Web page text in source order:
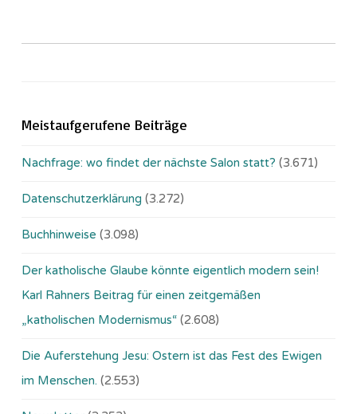
Meistaufgerufene Beiträge
Nachfrage: wo findet der nächste Salon statt? (3.671)
Datenschutzerklärung (3.272)
Buchhinweise (3.098)
Der katholische Glaube könnte eigentlich modern sein!
Karl Rahners Beitrag für einen zeitgemäßen
„katholischen Modernismus“ (2.608)
Die Auferstehung Jesu: Ostern ist das Fest des Ewigen
im Menschen. (2.553)